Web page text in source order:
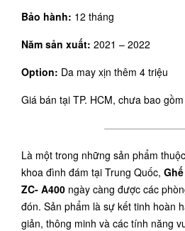
Bảo hành: 12 tháng
Năm sản xuất: 2021 – 2022
Option: Da may xịn thêm 4 triệu
Giá bán tại TP. HCM, chưa bao
Là một trong những sản phẩm
khoa đình đám tại Trung Quốc,
ZC- A400 ngày càng được các
đón. Sản phẩm là sự kết tinh hoàn
giản, thông minh và các tính năng